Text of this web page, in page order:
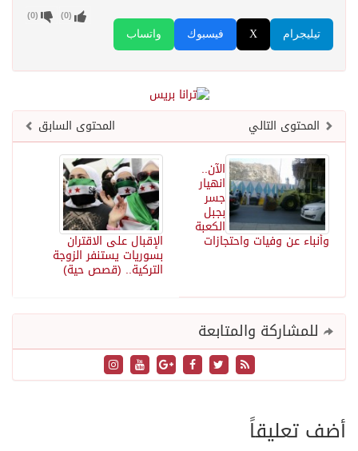
واتساب فيسبوك X تيليجرام
(
0
) (
0
)
المحتوى السابق المحتوى التالي
الإقبال على الاقتران
بسوريات يستنفر الزوجة
التركية.. (قصص حية)
الآن..
انهيار
جسر
بجبل
الكعبة
وأنباء عن وفيات واحتجازات
للمشاركة والمتابعة
أضف تعليقاً